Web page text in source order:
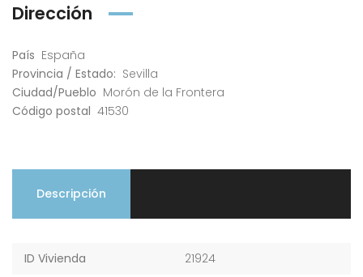
Dirección
País España
Provincia / Estado: Sevilla
Ciudad/Pueblo Morón de la Frontera
Código postal 41530
Descripción
ID Vivienda 21924